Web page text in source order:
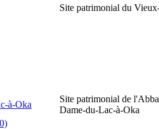
Site patrimonial du
à-Oka
Site patrimonial de
Dame-du-Lac-à-Oka